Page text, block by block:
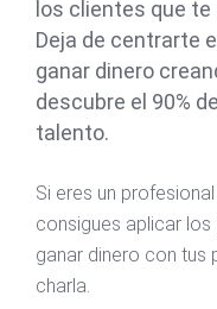
los clientes que
Deja de centrarte
ganar dinero
descubre el 90%
talento.
Si eres un
consigues aplicar
ganar dinero con tus
charla.